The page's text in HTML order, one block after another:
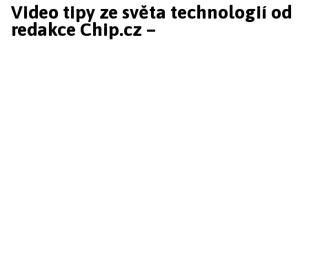
Video tipy ze světa technologií od
redakce Chip.cz –